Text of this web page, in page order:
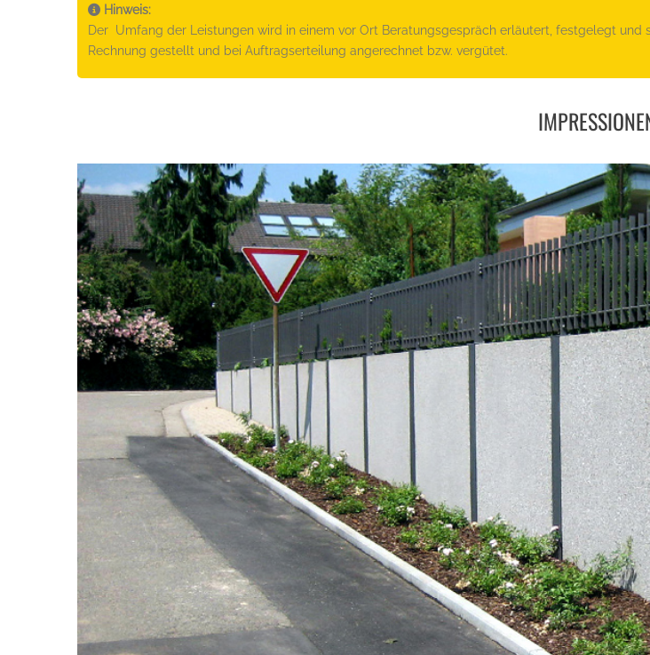
Hinweis:
Der Umfang der Leistungen wird in einem vor Ort Beratungsgespräch erläutert, festgelegt
Rechnung gestellt und bei Auftragserteilung angerechnet bzw. vergütet.